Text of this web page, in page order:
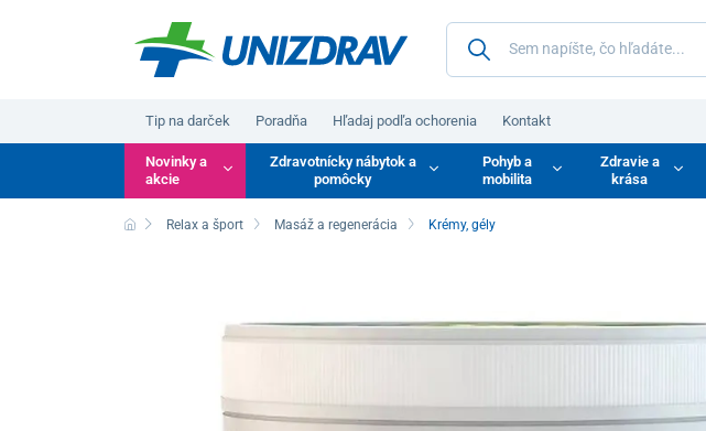
Tip na darček Poradňa Hľadaj podľa ochorenia Kontakt
Novinky a
akcie
Zdravotnícky nábytok a
pomôcky
Pohyb a
mobilita
Zdravie a
krása
Relax a šport Masáž a regenerácia Krémy, gély